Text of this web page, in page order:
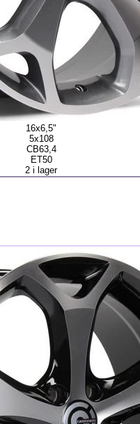
16x6,5"
5x108
CB63,4
ET50
2 i lager